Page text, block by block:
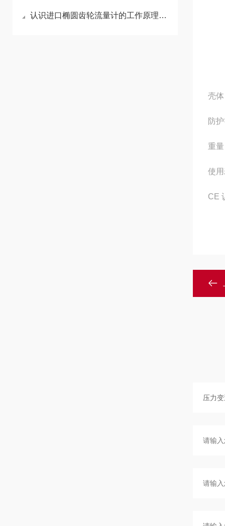
认识进口椭圆齿轮流量计的工作原理与应用
壳
防
重
使
CE